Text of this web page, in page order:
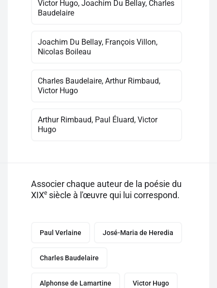
Victor Hugo, Joachim Du Bellay, Charles
Baudelaire
Joachim Du Bellay, François Villon,
Nicolas Boileau
Charles Baudelaire, Arthur Rimbaud,
Victor Hugo
Arthur Rimbaud, Paul Éluard, Victor
Hugo
Associer chaque auteur de la poésie du
XIXe siècle à l'œuvre qui lui correspond.
Paul Verlaine José-Maria de Heredia
Charles Baudelaire
Alphonse de Lamartine Victor Hugo